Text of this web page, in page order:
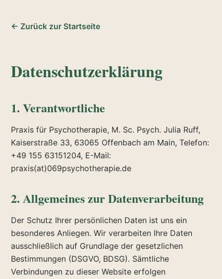
← Zurück zur Startseite
Datenschutzerklärung
1. Verantwortliche
Praxis für Psychotherapie, M. Sc. Psych. Julia Ruff,
Kaiserstraße 33, 63065 Offenbach am Main, Telefon:
+49 155 63151204, E-Mail:
praxis(at)069psychotherapie.de
2. Allgemeines zur Datenverarbeitung
Der Schutz Ihrer persönlichen Daten ist uns ein
besonderes Anliegen. Wir verarbeiten Ihre Daten
ausschließlich auf Grundlage der gesetzlichen
Bestimmungen (DSGVO, BDSG). Sämtliche
Verbindungen zu dieser Website erfolgen